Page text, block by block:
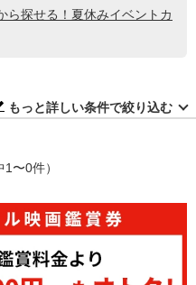
ら探せる！夏休みイベントカ
もっと詳しい条件で絞り込む
1〜0件）